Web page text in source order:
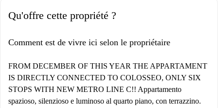
Qu'offre cette propriété ?
Comment est de vivre ici selon le propriétaire
FROM DECEMBER OF THIS YEAR THE APPARTAMENT
IS DIRECTLY CONNECTED TO COLOSSEO, ONLY SIX
STOPS WITH NEW METRO LINE C!! Appartamento
spazioso, silenzioso e luminoso al quarto piano, con terrazzino.